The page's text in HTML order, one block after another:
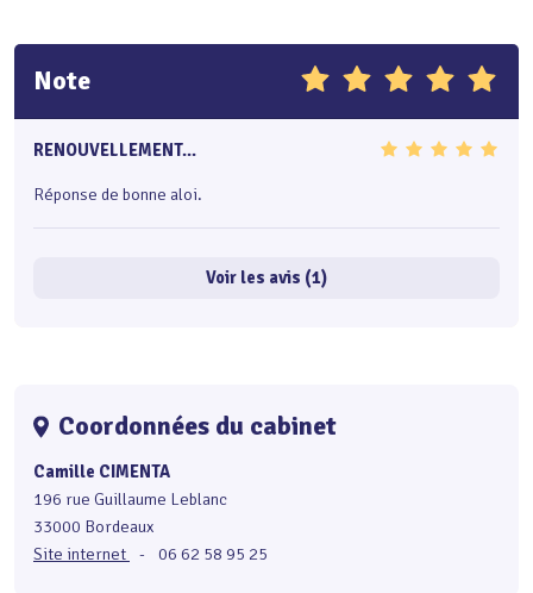
Note
RENOUVELLEMENT...
Réponse de bonne aloi.
Voir les avis (1)
Coordonnées du cabinet
Camille CIMENTA
196 rue Guillaume Leblanc
33000 Bordeaux
Site internet
- 06 62 58 95 25